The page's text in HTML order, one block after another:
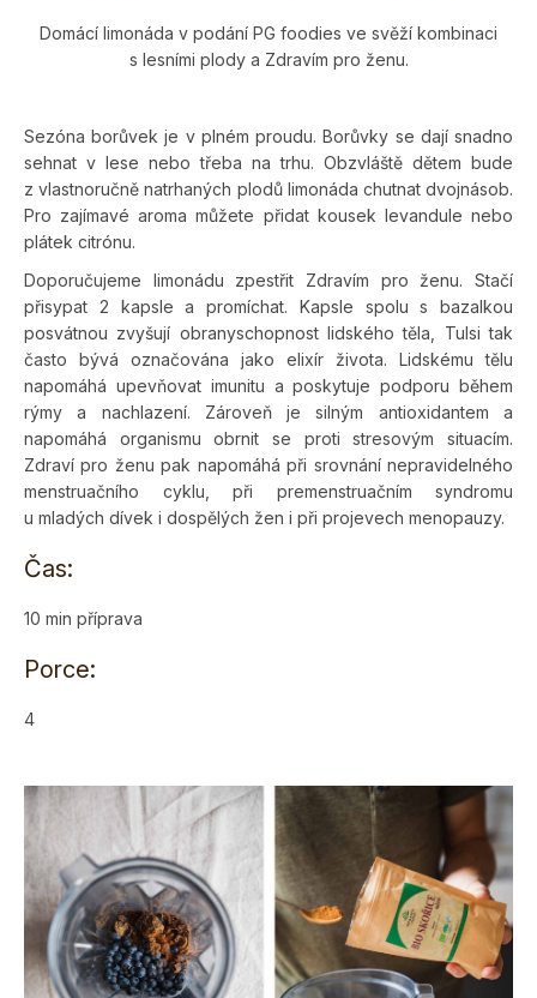
Domácí limonáda v podání PG foodies ve svěží kombinaci
s lesními plody a Zdravím pro ženu.
Sezóna borůvek je v plném proudu. Borůvky se dají snadno
sehnat v lese nebo třeba na trhu. Obzvláště dětem bude
z vlastnoručně natrhaných plodů limonáda chutnat dvojnásob.
Pro zajímavé aroma můžete přidat kousek levandule nebo
plátek citrónu.
Doporučujeme limonádu zpestřit Zdravím pro ženu. Stačí
přisypat 2 kapsle a promíchat. Kapsle spolu s bazalkou
posvátnou zvyšují obranyschopnost lidského těla, Tulsi tak
často bývá označována jako elixír života. Lidskému tělu
napomáhá upevňovat imunitu a poskytuje podporu během
rýmy a nachlazení. Zároveň je silným antioxidantem a
napomáhá organismu obrnit se proti stresovým situacím.
Zdraví pro ženu pak napomáhá při srovnání nepravidelného
menstruačního cyklu, při premenstruačním syndromu
u mladých dívek i dospělých žen i při projevech menopauzy.
Čas:
10 min příprava
Porce:
4